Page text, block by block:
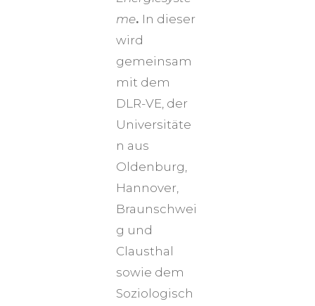
me. In dieser
wird
gemeinsam
mit dem
DLR-VE, der
Universitäte
n aus
Oldenburg,
Hannover,
Braunschwei
g und
Clausthal
sowie dem
Soziologisch